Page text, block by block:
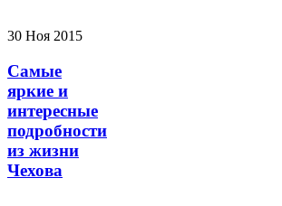
30 Ноя 2015
Самые
яркие и
интересные
подробности
из жизни
Чехова